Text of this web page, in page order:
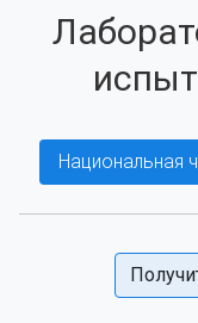
Национальная